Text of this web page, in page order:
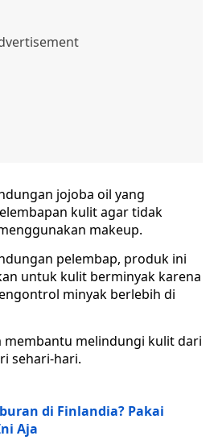
jojoba oil yang
kulit agar tidak
makeup.
pelembap, produk ini
untuk kulit berminyak karena
minyak berlebih di
membantu melindungi kulit dari
sehari-hari.
di Finlandia? Pakai
Aja